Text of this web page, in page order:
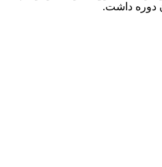
دوره داشت.